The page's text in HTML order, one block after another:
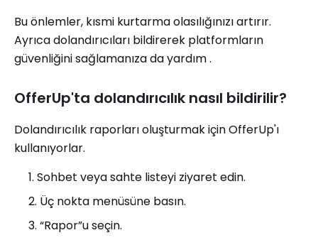
Bu önlemler, kısmi kurtarma olasılığınızı artırır.
Ayrıca dolandırıcıları bildirerek platformların
güvenliğini sağlamanıza da yardım .
OfferUp'ta dolandırıcılık nasıl bildirilir?
Dolandırıcılık raporları oluşturmak için OfferUp'ı
kullanıyorlar.
Sohbet veya sahte listeyi ziyaret edin.
Üç nokta menüsüne basın.
“Rapor”u seçin.